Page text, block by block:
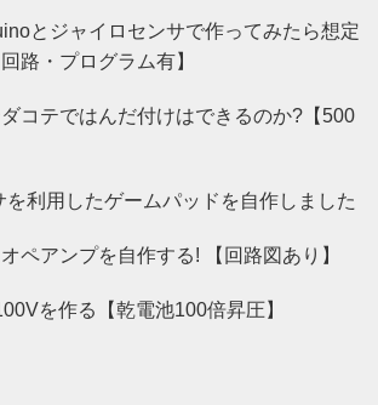
とジャイロセンサで作ってみたら想定
路・プログラム有】
ダコテではんだ付けはできるのか?【500
を利用したゲームパッドを自作しました
ペアンプを自作する! 【回路図あり】
を作る【乾電池100倍昇圧】